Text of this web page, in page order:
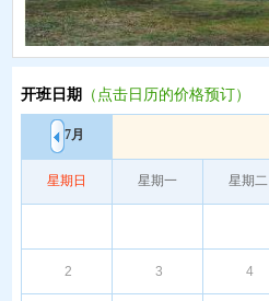
开班日期 （点击日历的价格预订）
7月
星期日 星期一 星期二
2 3 4